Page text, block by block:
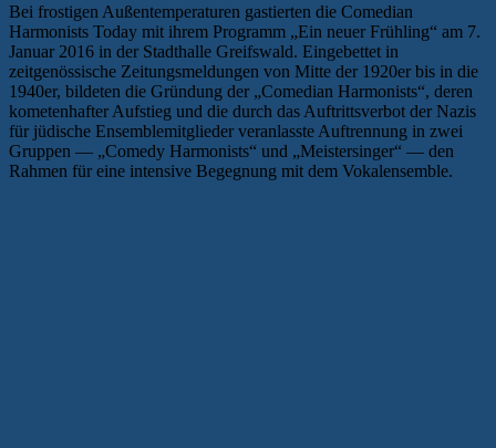
Bei frostigen Außentemperaturen gastierten die Comedian
Harmonists Today mit ihrem Programm „Ein neuer Frühling“ am 7.
Januar 2016 in der Stadthalle Greifswald. Eingebettet in
zeitgenössische Zeitungsmeldungen von Mitte der 1920er bis in die
1940er, bildeten die Gründung der „Comedian Harmonists“, deren
kometenhafter Aufstieg und die durch das Auftrittsverbot der Nazis
für jüdische Ensemblemitglieder veranlasste Auftrennung in zwei
Gruppen — „Comedy Harmonists“ und „Meistersinger“ — den
Rahmen für eine intensive Begegnung mit dem Vokalensemble.